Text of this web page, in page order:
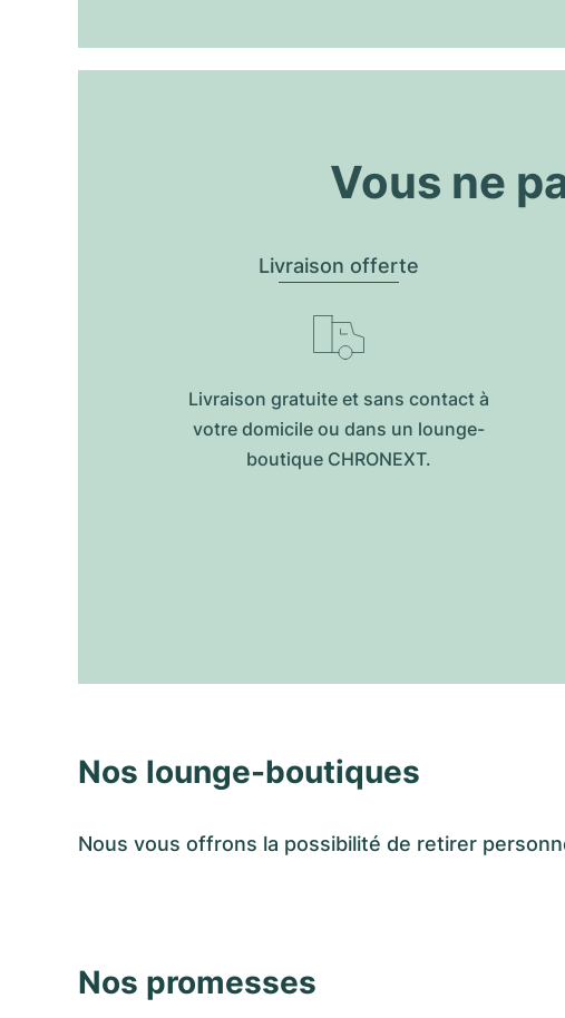
Vous ne
Livraison offerte
Livraison gratuite et sans contact à
votre domicile ou dans un lounge-
boutique CHRONEXT.
Nos lounge-boutiques
Nous vous offrons la possibilité de retirer
Nos promesses